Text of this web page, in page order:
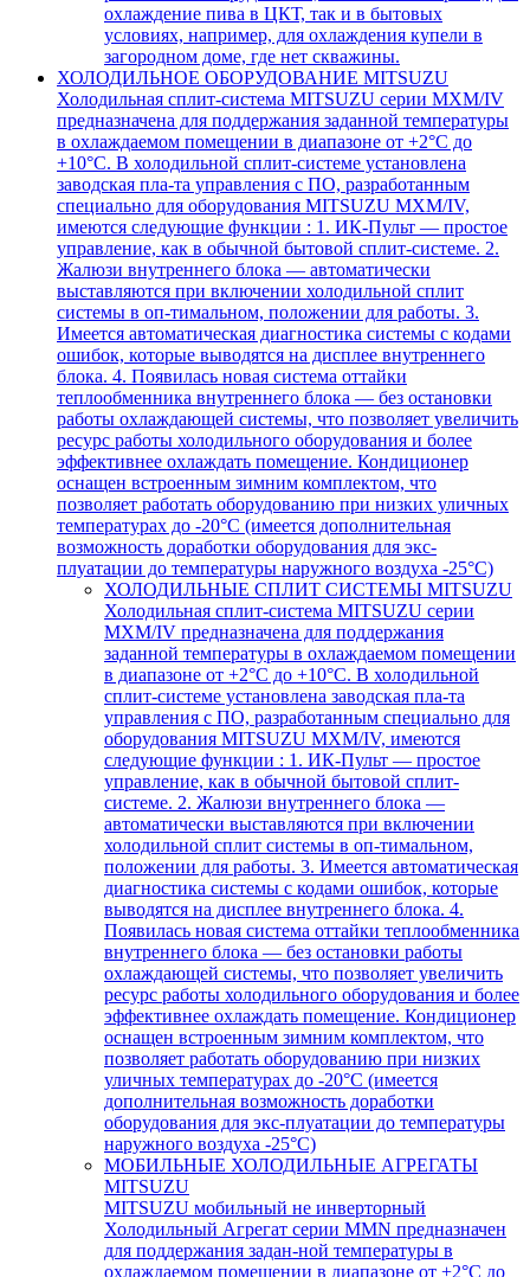
охлаждение пива в ЦКТ, так и в бытовых
условиях, например, для охлаждения купели в
загородном доме, где нет скважины.
ХОЛОДИЛЬНОЕ ОБОРУДОВАНИЕ MITSUZU
Холодильная сплит-система MITSUZU серии MXM/IV
предназначена для поддержания заданной температуры
в охлаждаемом помещении в диапазоне от +2°С до
+10°С. В холодильной сплит-системе установлена
заводская пла-та управления с ПО, разработанным
специально для оборудования MITSUZU MXM/IV,
имеются следующие функции : 1. ИК-Пульт — простое
управление, как в обычной бытовой сплит-системе. 2.
Жалюзи внутреннего блока — автоматически
выставляются при включении холодильной сплит
системы в оп-тимальном, положении для работы. 3.
Имеется автоматическая диагностика системы с кодами
ошибок, которые выводятся на дисплее внутреннего
блока. 4. Появилась новая система оттайки
теплообменника внутреннего блока — без остановки
работы охлаждающей системы, что позволяет увеличить
ресурс работы холодильного оборудования и более
эффективнее охлаждать помещение. Кондиционер
оснащен встроенным зимним комплектом, что
позволяет работать оборудованию при низких уличных
температурах до -20°С (имеется дополнительная
возможность доработки оборудования для экс-
плуатации до температуры наружного воздуха -25°С)
ХОЛОДИЛЬНЫЕ СПЛИТ СИСТЕМЫ MITSUZU
Холодильная сплит-система MITSUZU серии
MXM/IV предназначена для поддержания
заданной температуры в охлаждаемом помещении
в диапазоне от +2°С до +10°С. В холодильной
сплит-системе установлена заводская пла-та
управления с ПО, разработанным специально для
оборудования MITSUZU MXM/IV, имеются
следующие функции : 1. ИК-Пульт — простое
управление, как в обычной бытовой сплит-
системе. 2. Жалюзи внутреннего блока —
автоматически выставляются при включении
холодильной сплит системы в оп-тимальном,
положении для работы. 3. Имеется автоматическая
диагностика системы с кодами ошибок, которые
выводятся на дисплее внутреннего блока. 4.
Появилась новая система оттайки теплообменника
внутреннего блока — без остановки работы
охлаждающей системы, что позволяет увеличить
ресурс работы холодильного оборудования и более
эффективнее охлаждать помещение. Кондиционер
оснащен встроенным зимним комплектом, что
позволяет работать оборудованию при низких
уличных температурах до -20°С (имеется
дополнительная возможность доработки
оборудования для экс-плуатации до температуры
наружного воздуха -25°С)
МОБИЛЬНЫЕ ХОЛОДИЛЬНЫЕ АГРЕГАТЫ
MITSUZU
MITSUZU мобильный не инверторный
Холодильный Агрегат серии MMN предназначен
для поддержания задан-ной температуры в
охлаждаемом помещении в диапазоне от +2°С до